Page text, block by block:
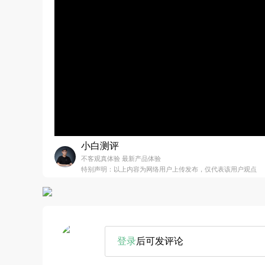
小白测评
不客观真体验 最新产品体验
特别声明：以上内容为网络用户上传发布，仅代表该用户观点
登录后可发评论